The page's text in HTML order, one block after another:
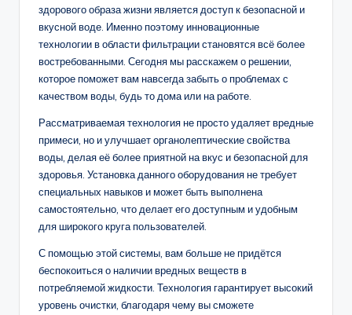
здорового образа жизни является доступ к безопасной и
вкусной воде. Именно поэтому инновационные
технологии в области фильтрации становятся всё более
востребованными. Сегодня мы расскажем о решении,
которое поможет вам навсегда забыть о проблемах с
качеством воды, будь то дома или на работе.
Рассматриваемая технология не просто удаляет вредные
примеси, но и улучшает органолептические свойства
воды, делая её более приятной на вкус и безопасной для
здоровья. Установка данного оборудования не требует
специальных навыков и может быть выполнена
самостоятельно, что делает его доступным и удобным
для широкого круга пользователей.
С помощью этой системы, вам больше не придётся
беспокоиться о наличии вредных веществ в
потребляемой жидкости. Технология гарантирует высокий
уровень очистки, благодаря чему вы сможете